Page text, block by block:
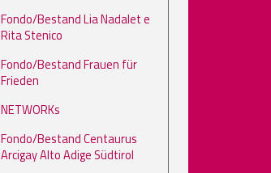
Fondo/Bestand Lia Nadalet e
Rita Stenico
Fondo/Bestand Frauen für
Frieden
NETWORKs
Fondo/Bestand Centaurus
Arcigay Alto Adige Südtirol